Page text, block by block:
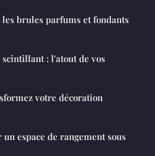
brules parfums et fondants
: l'atout de vos
votre décoration
espace de rangement sous